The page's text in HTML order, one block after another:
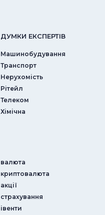
ДУМКИ ЕКСПЕРТIВ
Машинобудування
Транспорт
Нерухомість
Рітейл
Телеком
Хімічна
валюта
криптовалюта
акції
страхування
iвенти